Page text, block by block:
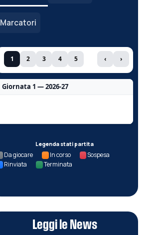
Marcatori
1 2 3 4 5 ‹ ›
Giornata 1 — 2026-27
Legenda stati partita
Da giocare In corso
Sospesa
Rinviata
Terminata
Leggi le News